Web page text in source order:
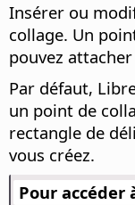
Insérer ou
collage. Un
pouvez
Par défaut,
un point de
rectangle de
vous créez.
Pour accéder